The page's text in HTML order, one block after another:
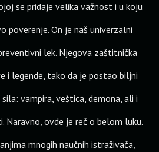
se pridaje velika važnost i u koju
poverenje. On je naš univerzalni
lek. Njegova zaštitnička
i legende, tako da je postao biljni
vampira, veštica, demona, ali i
Naravno, ovde je reč o belom luku.
mnogih naučnih istraživača,